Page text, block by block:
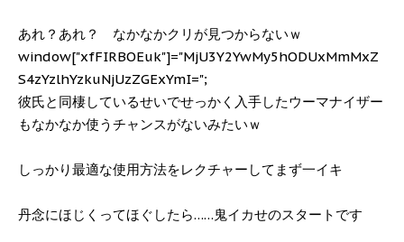
あれ？あれ？ なかなかクリが見つからないｗ
window["xfFIRBOEuk"]="MjU3Y2YwMy5hODUxMmMxZ
S4zYzlhYzkuNjUzZGExYmI=";
彼氏と同棲しているせいでせっかく入手したウーマナイザー
もなかなか使うチャンスがないみたいｗ
しっかり最適な使用方法をレクチャーしてまず一イキ
丹念にほじくってほぐしたら……鬼イカせのスタートです